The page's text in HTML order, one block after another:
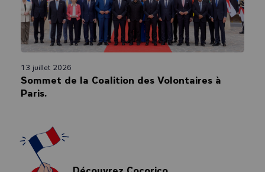
13 juillet 2026
Sommet de la Coalition des Volontaires à
Paris.